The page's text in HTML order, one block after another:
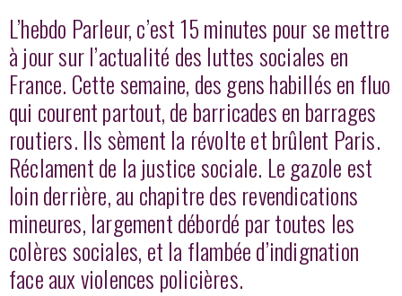
L’hebdo Parleur, c’est 15 minutes pour se mettre
à jour sur l’actualité des luttes sociales en
France. Cette semaine, des gens habillés en fluo
qui courent partout, de barricades en barrages
routiers. Ils sèment la révolte et brûlent Paris.
Réclament de la justice sociale. Le gazole est
loin derrière, au chapitre des revendications
mineures, largement débordé par toutes les
colères sociales, et la flambée d’indignation
face aux violences policières.